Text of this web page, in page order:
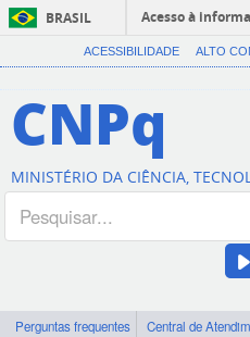
BRASIL
Acesso à
ACESSIBILIDADE ALTO
CNPq
MINISTÉRIO DA CIÊNCIA,
Perguntas frequentes Central de